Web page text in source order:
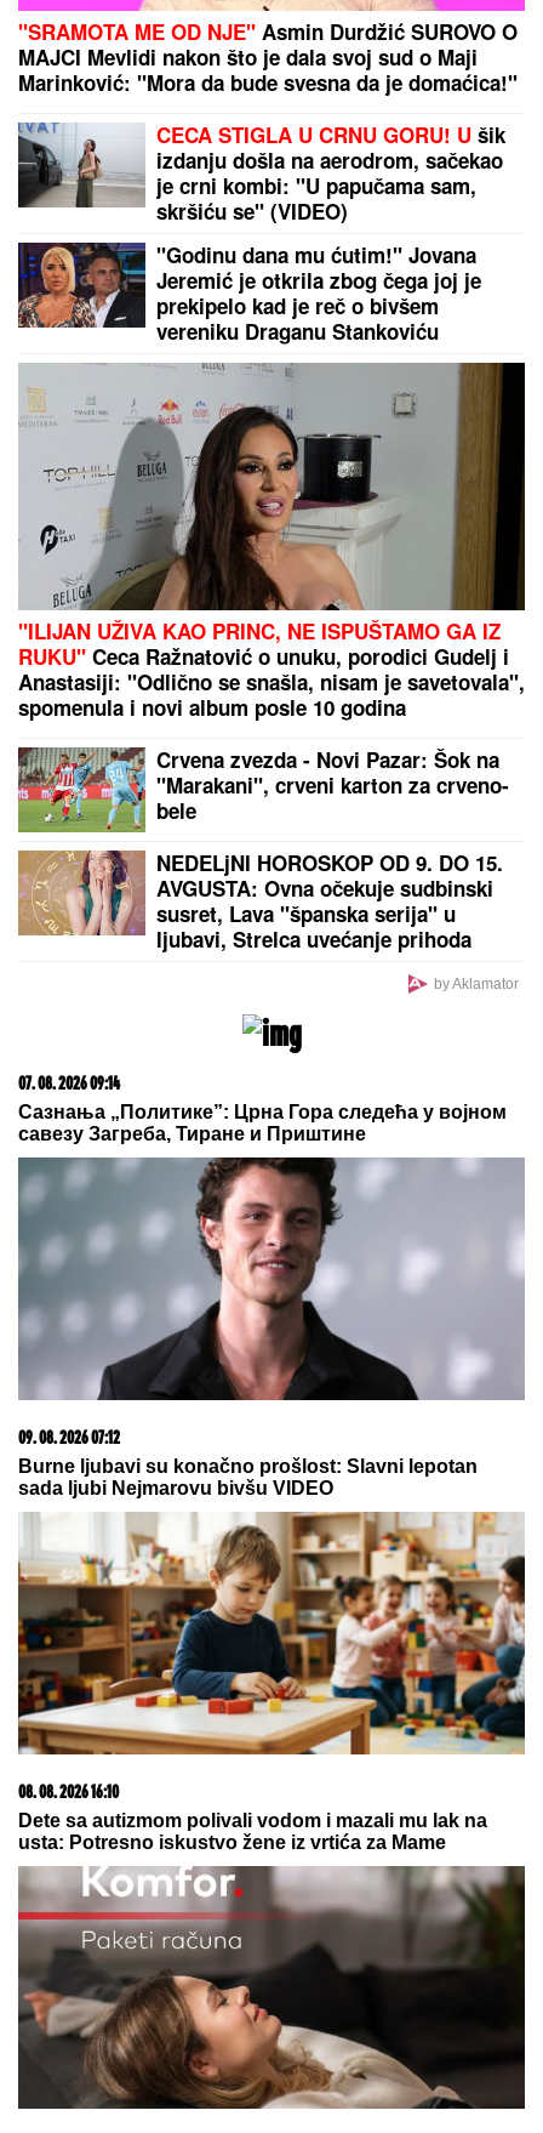
AJAKS U ELEMENTU: Razigrani "kopljanici" bi da u
stilu otvore holandsko prvenstvo
by Aklamator
PREPORUKA ZA VAS
"TO MU JE MOJ POKLON ZA SVADBU"Jovana
Jeremić brutalno o Draganovoj veridbi, DETALJIMA
VENČANJA SA TIGROM, žestoko preti:"Nisam ušla
u pekaru da pravim kiflice" (VIDEO)
Monika Beluči (61) stigla u
Švajcarsku i svi gledaju KAKVE
FARMERKE NOSI - najređe je
viđamo u ovom izdanju, a baš joj
pristaje: Odabrala model koji
izdužuje figuru, a onda se vratila
mučili pekara (73) tokom intimnog
odnosa, Martina (30) je u "puntu"
"ŽELIM BEBU"
svadbi, renoviranju kuće, zašto je pristala na rijaliti i
obnaživanje: "Išla sam roditeljima da kažem da
odustajem"
Novi udarac za Jelenu Radanović
nakon drame sa Raletom i Anom
Nikolić: Oglasila se zbog
novonastale situacije
Dalila Dragojević je stavila ponudu
na sto Željka Mitrovića: Njen uslov
za ulazak u rijaliti Elita 10 je veća
zarada od one koju ima u Americi